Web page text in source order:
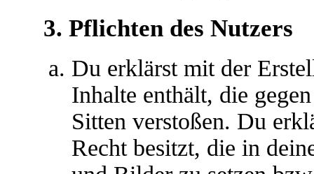
3. Pflichten des Nutzers
Du erklärst mit der
Inhalte enthält, die
Sitten verstoßen. Du
Recht besitzt, die in